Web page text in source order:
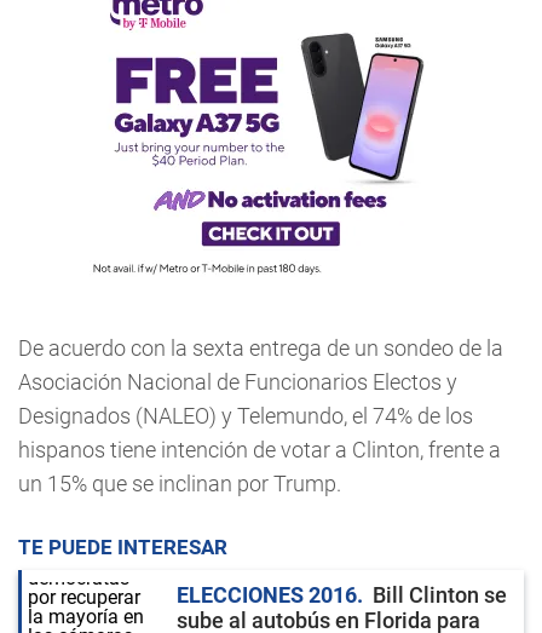
De acuerdo con la sexta entrega de un sondeo de la
Asociación Nacional de Funcionarios Electos y
Designados (NALEO) y Telemundo, el 74% de los
hispanos tiene intención de votar a Clinton, frente a
un 15% que se inclinan por Trump.
TE PUEDE INTERESAR
ELECCIONES 2016
Bill Clinton se
sube al autobús en Florida para